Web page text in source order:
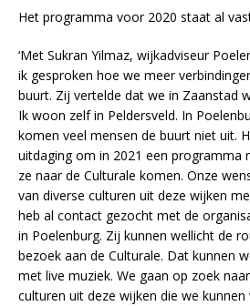
Het programma voor 2020 staat al
‘Met Sukran Yilmaz, wijkadviseur
ik gesproken hoe we meer
buurt. Zij vertelde dat we in Zaanstad
Ik woon zelf in Peldersveld. In
komen veel mensen de buurt niet uit.
uitdaging om in 2021 een programma
ze naar de Culturale komen. Onze
van diverse culturen uit deze wijken
heb al contact gezocht met de
in Poelenburg. Zij kunnen wellicht de
bezoek aan de Culturale. Dat kunnen
met live muziek. We gaan op zoek
culturen uit deze wijken die we